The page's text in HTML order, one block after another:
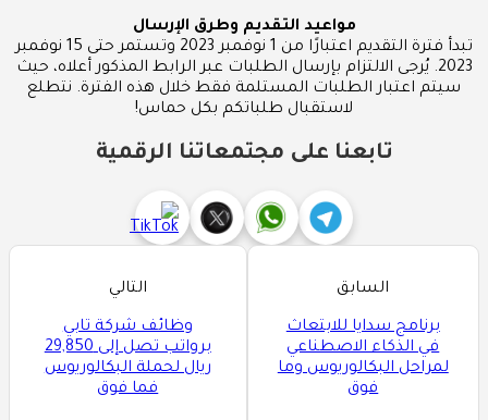
مواعيد التقديم وطرق الإرسال
تبدأ فترة التقديم اعتبارًا من 1 نوفمبر 2023 وتستمر حتى 15 نوفمبر
2023. يُرجى الالتزام بإرسال الطلبات عبر الرابط المذكور أعلاه، حيث
سيتم اعتبار الطلبات المستلمة فقط خلال هذه الفترة. نتطلع
لاستقبال طلباتكم بكل حماس!
تابعنا على مجتمعاتنا الرقمية
السابق
برنامج سدايا للابتعاث
في الذكاء الاصطناعي
لمراحل البكالوريوس وما
فوق
التالي
وظائف شركة تابي
برواتب تصل إلى 29,850
ريال لحملة البكالوريوس
فما فوق